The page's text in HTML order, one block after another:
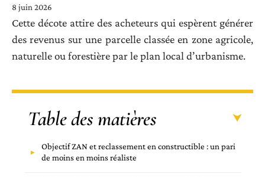
8 juin 2026
Cette décote attire des acheteurs qui espèrent générer
des revenus sur une parcelle classée en zone agricole,
naturelle ou forestière par le plan local d’urbanisme.
Table des matières
Objectif ZAN et reclassement en constructible : un pari
de moins en moins réaliste